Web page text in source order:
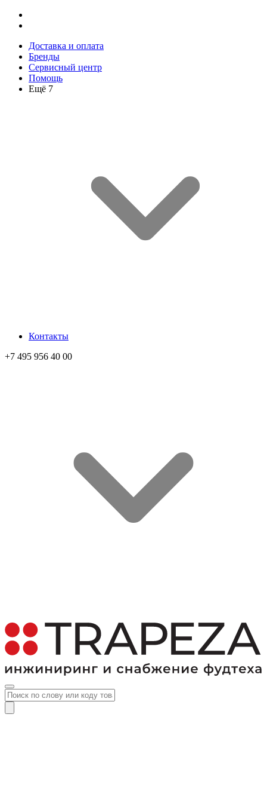
Доставка и оплата
Бренды
Сервисный центр
Помощь
Ещё 7
Контакты
+7 495 956 40 00